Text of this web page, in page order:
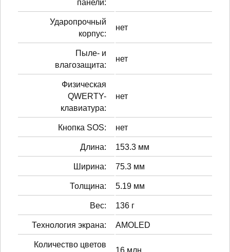
панели:
Ударопрочный
корпус:
нет
Пыле- и
влагозащита:
нет
Физическая
QWERTY-
клавиатура:
нет
Кнопка SOS: нет
Длина: 153.3 мм
Ширина: 75.3 мм
Толщина: 5.19 мм
Вес: 136 г
Технология экрана: AMOLED
Количество цветов
16 млн